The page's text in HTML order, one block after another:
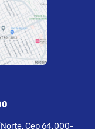
Cep 64.000-